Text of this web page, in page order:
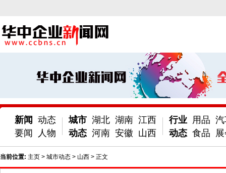
新闻
要闻
动态
人物
城市
动态
湖北 湖南 江西
河南 安徽 山西
行业
动态
用品
食品
当前位置: 主页 > 城市动态 > 山西 > 正文